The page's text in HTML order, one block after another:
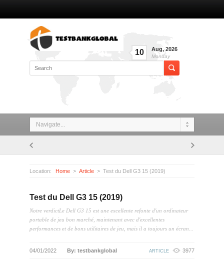
10 Aug, 2026
Monday
Navigate...
Location: Home Article Test du Dell G3 15 (2019)
Test du Dell G3 15 (2019)
Notre verdictLe Dell G3 15 est une excellente refonte d'un ordinateur
portable de jeu bon marché, maintenant avec d'excellentes
performances et de bons utilitaires de jeu, mais il a toujours un écran...
04/01/2022 By: testbankglobal ARTICLE 3977